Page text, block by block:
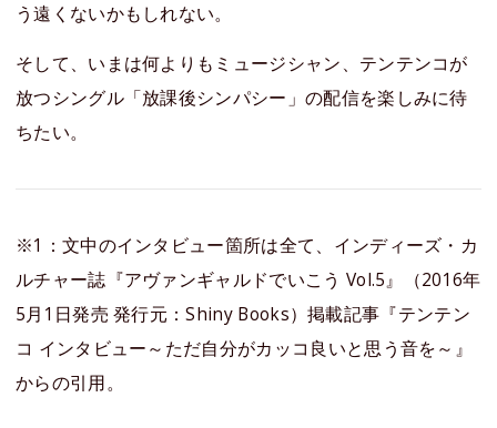
う遠くないかもしれない。
そして、いまは何よりもミュージシャン、テンテンコが
放つシングル「放課後シンパシー」の配信を楽しみに待
ちたい。
※1：文中のインタビュー箇所は全て、インディーズ・カ
ルチャー誌『アヴァンギャルドでいこう Vol.5』（2016年
5月1日発売 発行元：Shiny Books）掲載記事『テンテン
コ インタビュー～ただ自分がカッコ良いと思う音を～』
からの引用。